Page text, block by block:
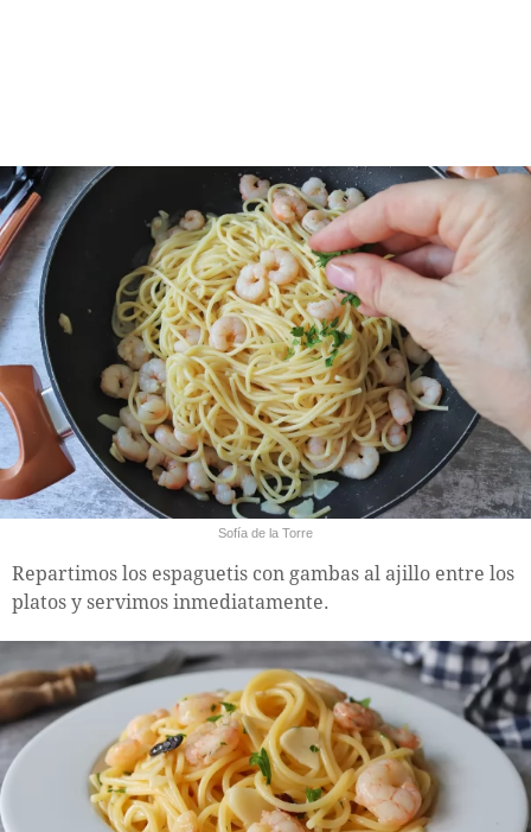
Sofía de la Torre
Repartimos los espaguetis con gambas al ajillo entre los
platos y servimos inmediatamente.